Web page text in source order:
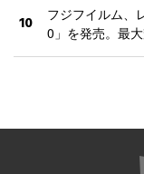
10
フジフイルム、
0」を発売。最